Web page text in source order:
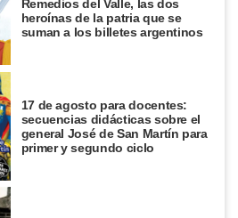
Remedios del Valle, las dos
heroínas de la patria que se
suman a los billetes argentinos
17 de agosto para docentes:
secuencias didácticas sobre el
general José de San Martín para
primer y segundo ciclo